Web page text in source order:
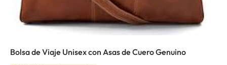
Bolsa de Viaje Unisex con Asas de Cuero Genuino